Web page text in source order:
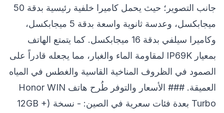
جانب التصوير؛ حيث يحمل كاميرا خلفية رئيسية بدقة 50
ميجابكسل، وعدسة ثانوية واسعة بدقة 5 ميجابكسل،
وكاميرا سيلفي بدقة 16 ميجابكسل. كما يتمتع الهاتف
بمعيار IP69K لمقاومة الماء والغبار، مما يجعله قادراً على
الصمود في الظروف المناخية القاسية والغطس في المياه
العميقة. ### الأسعار والتوفر طُرح هاتف Honor WIN
Turbo بعدة فئات سعرية في الصين: - نسخة (12GB +